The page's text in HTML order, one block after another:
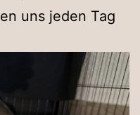
uns jeden Tag